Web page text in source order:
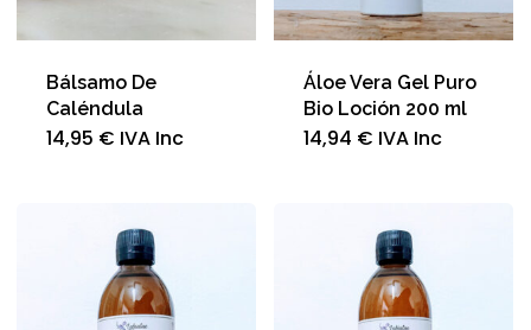
Bálsamo De
Caléndula
14,95 € IVA Inc
Áloe Vera Gel Puro
Bio Loción 200 ml
14,94 € IVA Inc